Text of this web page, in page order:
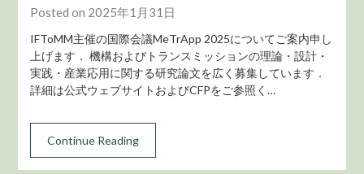
Posted on 2025年1月31日
IFToMM主催の国際会議MeTrApp 2025についてご案内申し
上げます． 機構およびトランスミッションの理論・設計・
実践・産業応用に関する研究論文を広く募集しています．
詳細は公式ウェブサイトおよびCFPをご参照く…
Continue Reading